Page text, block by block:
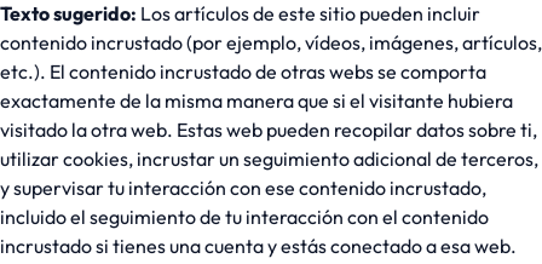
Texto sugerido: Los artículos de este sitio pueden incluir
contenido incrustado (por ejemplo, vídeos, imágenes, artículos,
etc.). El contenido incrustado de otras webs se comporta
exactamente de la misma manera que si el visitante hubiera
visitado la otra web. Estas web pueden recopilar datos sobre ti,
utilizar cookies, incrustar un seguimiento adicional de terceros,
y supervisar tu interacción con ese contenido incrustado,
incluido el seguimiento de tu interacción con el contenido
incrustado si tienes una cuenta y estás conectado a esa web.